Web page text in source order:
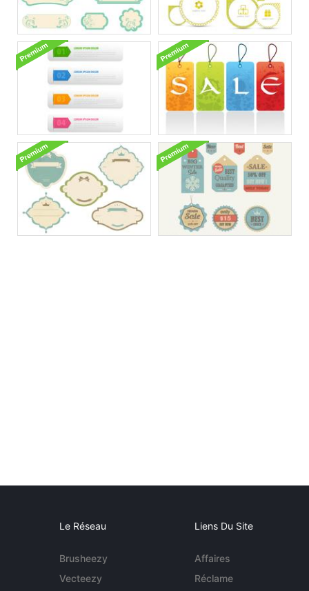
Le Réseau
Brusheezy
Vecteezy
Liens Du Site
Affaires
Réclame